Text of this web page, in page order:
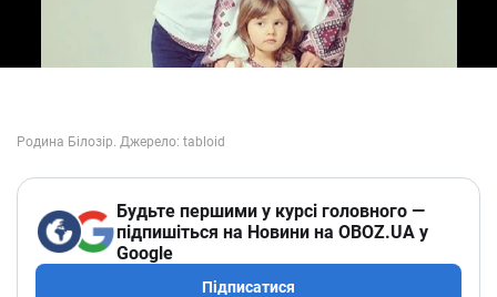
Будьте першими у курсі головного —
підпишіться на Новини на OBOZ.UA у
Google
Підписатися